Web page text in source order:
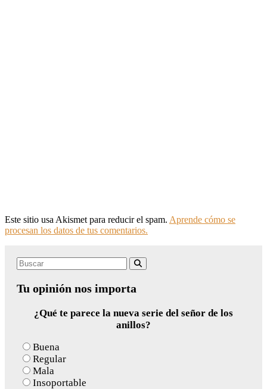
Este sitio usa Akismet para reducir el spam. Aprende cómo se
procesan los datos de tus comentarios.
Search
Tu opinión nos importa
¿Qué te parece la nueva serie del señor de los
anillos?
Buena
Regular
Mala
Insoportable